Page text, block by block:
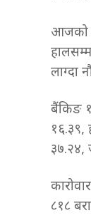
आजको
लाग्दा
बैंकिङ
१६.३९,
३७.२४,
८१८